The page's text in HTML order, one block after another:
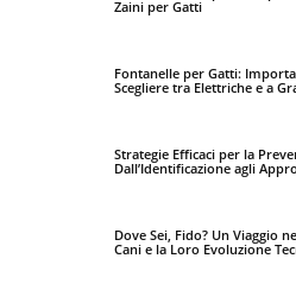
Zaini per Gatti
Fontanelle per Gatti:
Scegliere tra Elettriche e a
Strategie Efficaci per la
Dall’Identificazione agli
Dove Sei, Fido? Un Viaggio
Cani e la Loro Evoluzione